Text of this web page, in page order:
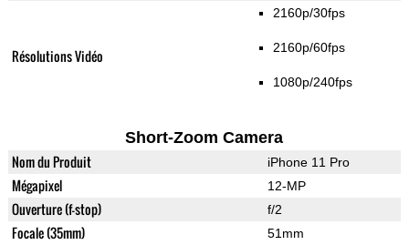
Résolutions Vidéo
2160p/30fps
2160p/60fps
1080p/240fps
Short-Zoom Camera
Nom du Produit iPhone 11 Pro
Mégapixel 12-MP
Ouverture (f-stop) f/2
Focale (35mm) 51mm